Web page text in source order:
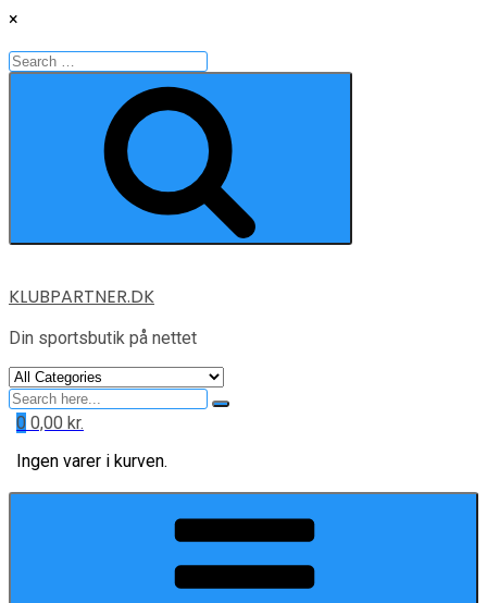
×
Search
for:
Skip
content
KLUBPARTNER.DK
Din sportsbutik på nettet
Search
for
0 0,00 kr.
Ingen varer i kurven.